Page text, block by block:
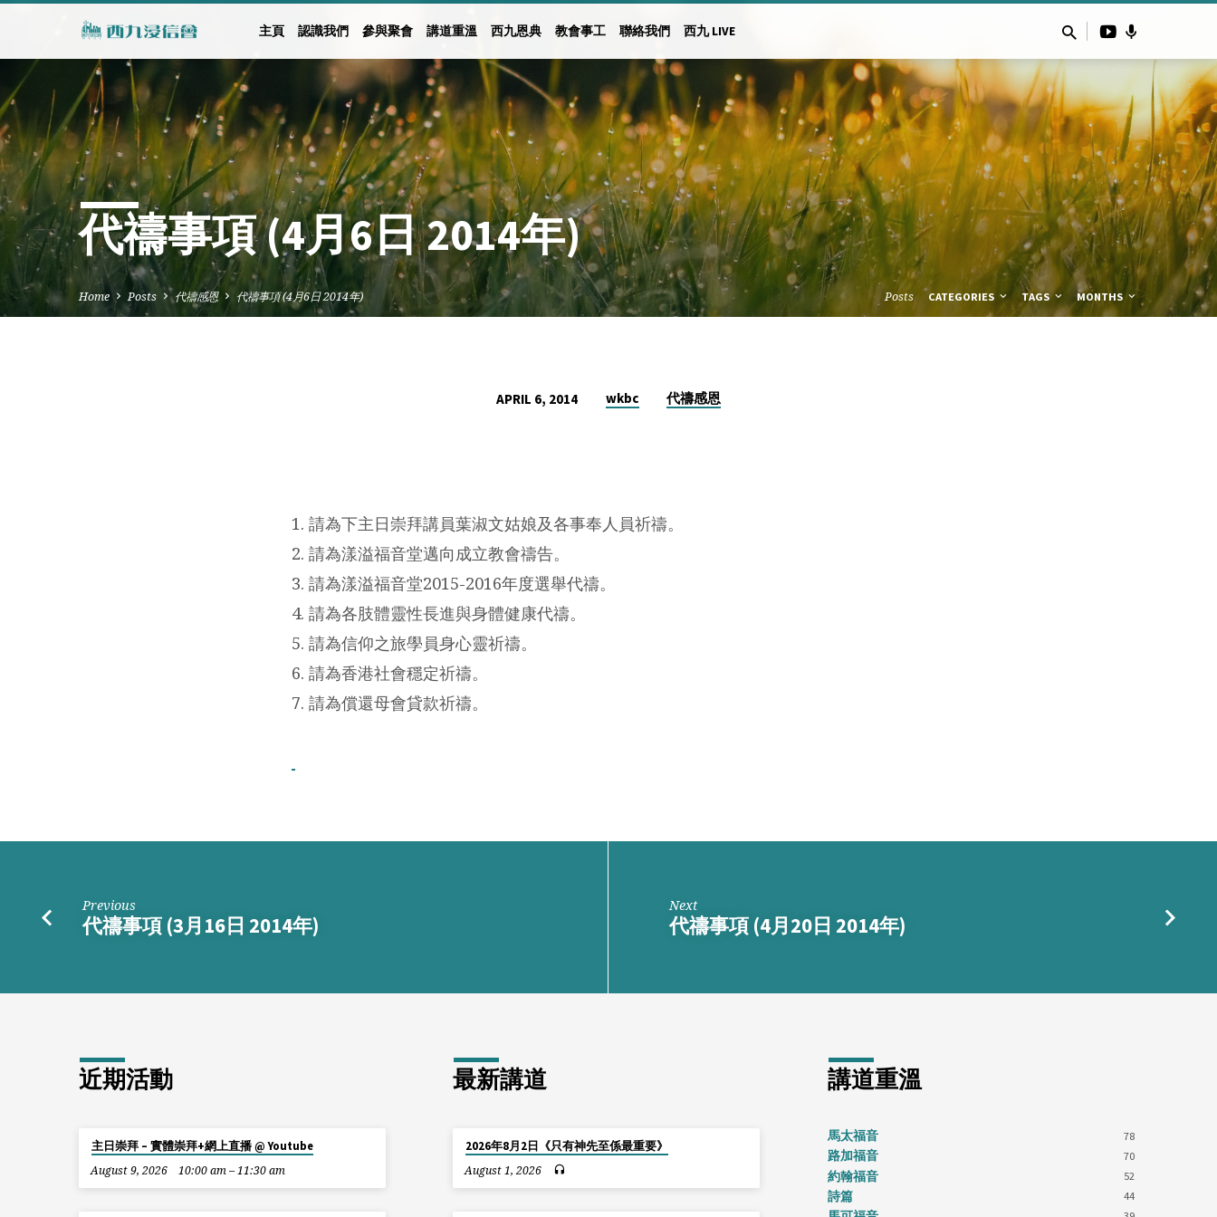
主頁 認識我們 參與聚會 講道重溫 西九恩典 教會事工 聯絡我們 西九 LIVE
代禱事項 (4月6日 2014年)
Home Posts 代禱感恩 代禱事項 (4月6日 2014年) Posts CATEGORIES TAGS MONTHS
APRIL 6, 2014 wkbc 代禱感恩
1. 請為下主日崇拜講員葉淑文姑娘及各事奉人員祈禱。
2. 請為漾溢福音堂邁向成立教會禱告。
3. 請為漾溢福音堂2015-2016年度選舉代禱。
4. 請為各肢體靈性長進與身體健康代禱。
5. 請為信仰之旅學員身心靈祈禱。
6. 請為香港社會穩定祈禱。
7. 請為償還母會貸款祈禱。
Previous
代禱事項 (3月16日 2014年)
Next
代禱事項 (4月20日 2014年)
近期活動
主日崇拜 – 實體崇拜+網上直播 @ Youtube
August 9, 2026
10:00 am – 11:30 am
最新講道
2026年8月2日《只有神先至係最重要》
August 1, 2026
講道重溫
馬太福音 78
路加福音 70
約翰福音 52
詩篇 44